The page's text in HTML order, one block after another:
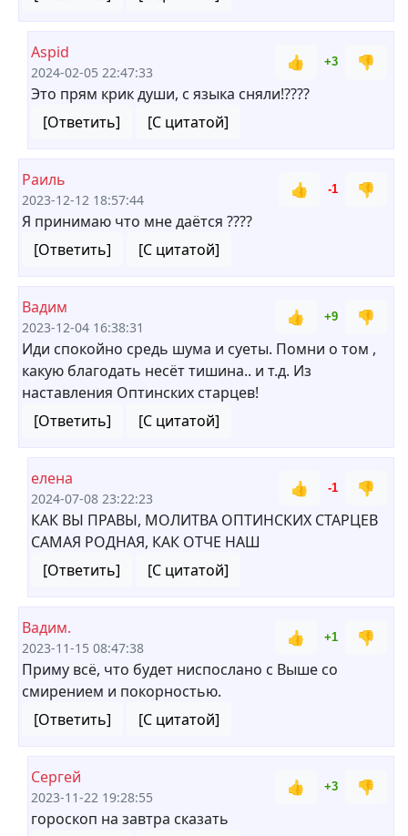
Aspid
2024-02-05 22:47:33
👍 +3
👎
Это прям крик души, с языка сняли!????
[Ответить]
[С цитатой]
Раиль
2023-12-12 18:57:44
👍 -1
👎
Я принимаю что мне даётся ????
[Ответить]
[С цитатой]
Вадим
2023-12-04 16:38:31
👍 +9
👎
Иди спокойно средь шума и суеты. Помни о том ,
какую благодать несёт тишина.. и т.д. Из
наставления Оптинских старцев!
[Ответить]
[С цитатой]
елена
2024-07-08 23:22:23
👍 -1
👎
КАК ВЫ ПРАВЫ, МОЛИТВА ОПТИНСКИХ СТАРЦЕВ
САМАЯ РОДНАЯ, КАК ОТЧЕ НАШ
[Ответить]
[С цитатой]
Вадим.
2023-11-15 08:47:38
👍 +1
👎
Приму всё, что будет ниспослано с Выше со
смирением и покорностью.
[Ответить]
[С цитатой]
Сергей
2023-11-22 19:28:55
👍 +3
👎
гороскоп на завтра сказать